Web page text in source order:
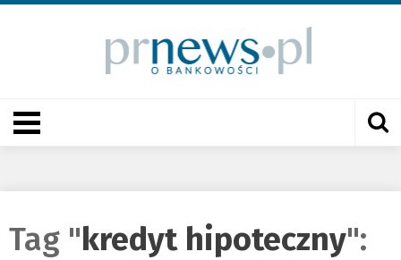
Tag "kredyt hipoteczny":